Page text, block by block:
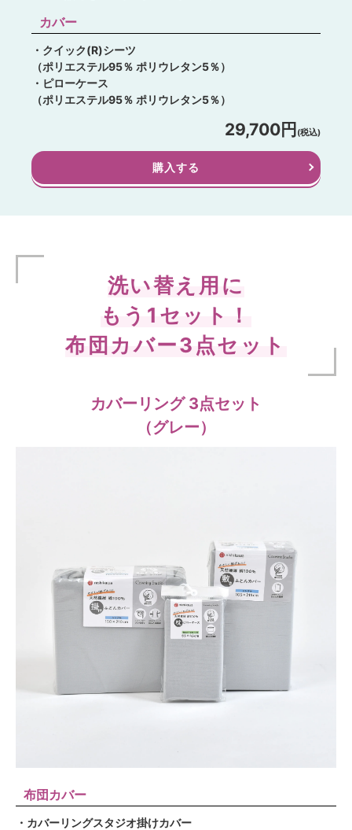
カバー
・クイック(R)シーツ
（ポリエステル95％ ポリウレタン5％）
・ピローケース
（ポリエステル95％ ポリウレタン5％）
29,700円 (税込)
購入する
洗い替え用に
もう1セット！
布団カバー3点セット
カバーリング 3点セット
（グレー）
布団カバー
・カバーリングスタジオ掛けカバー